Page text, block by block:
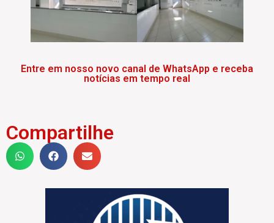
Entre em nosso novo canal de WhatsApp e receba
notícias em tempo real
Compartilhe